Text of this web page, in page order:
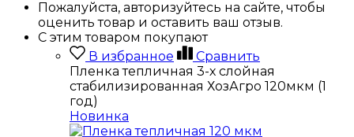
Пожалуйста, авторизуйтесь на сайте, чтобы
оценить товар и оставить ваш отзыв.
С этим товаром покупают
В избранное
Сравнить
Пленка тепличная 3-х слойная
стабилизированная ХозАгро 120мкм (1
год)
Новинка